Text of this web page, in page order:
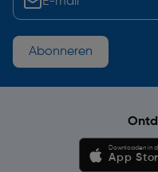
Abonneren
Downloaden in
App